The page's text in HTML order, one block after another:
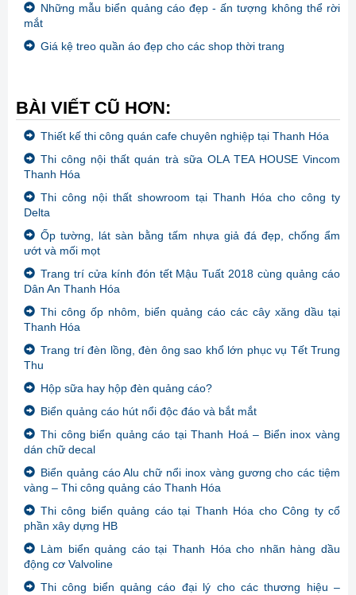
Những mẫu biển quảng cáo đẹp - ấn tượng không thể rời
mắt
Giá kệ treo quần áo đẹp cho các shop thời trang
BÀI VIẾT CŨ HƠN:
Thiết kế thi công quán cafe chuyên nghiệp tại Thanh Hóa
Thi công nội thất quán trà sữa OLA TEA HOUSE Vincom
Thanh Hóa
Thi công nội thất showroom tại Thanh Hóa cho công ty
Delta
Ốp tường, lát sàn bằng tấm nhựa giả đá đẹp, chống ẩm
ướt và mối mọt
Trang trí cửa kính đón tết Mậu Tuất 2018 cùng quảng cáo
Dân An Thanh Hóa
Thi công ốp nhôm, biển quảng cáo các cây xăng dầu tại
Thanh Hóa
Trang trí đèn lồng, đèn ông sao khổ lớn phục vụ Tết Trung
Thu
Hộp sữa hay hộp đèn quảng cáo?
Biển quảng cáo hút nổi độc đáo và bắt mắt
Thi công biển quảng cáo tại Thanh Hoá – Biển inox vàng
dán chữ decal
Biển quảng cáo Alu chữ nổi inox vàng gương cho các tiệm
vàng – Thi công quảng cáo Thanh Hóa
Thi công biển quảng cáo tại Thanh Hóa cho Công ty cổ
phần xây dựng HB
Làm biển quảng cáo tại Thanh Hóa cho nhãn hàng dầu
động cơ Valvoline
Thi công biển quảng cáo đại lý cho các thương hiệu –